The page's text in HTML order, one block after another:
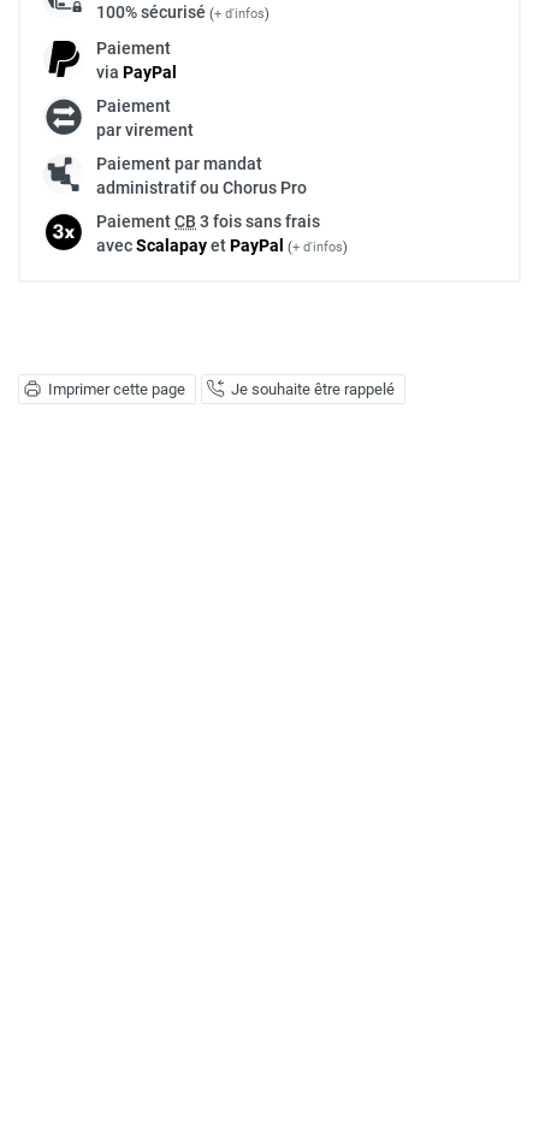
Imprimer cette page Je souhaite être rappelé
100% sécurisé (+ d'infos)
Paiement
via PayPal
Paiement
par virement
Paiement par mandat
administratif ou Chorus Pro
PaiementCB 3 fois sans frais
avecScalapayetPayPal (+ d'infos)